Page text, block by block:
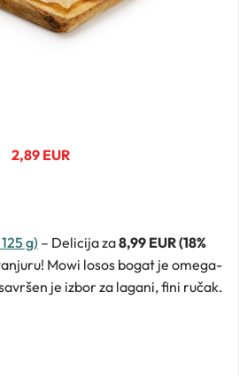
2,89 EUR
g) – Delicija za8,99 EUR (18%
Mowi losos bogat je omega-
je izbor za lagani, fini ručak.